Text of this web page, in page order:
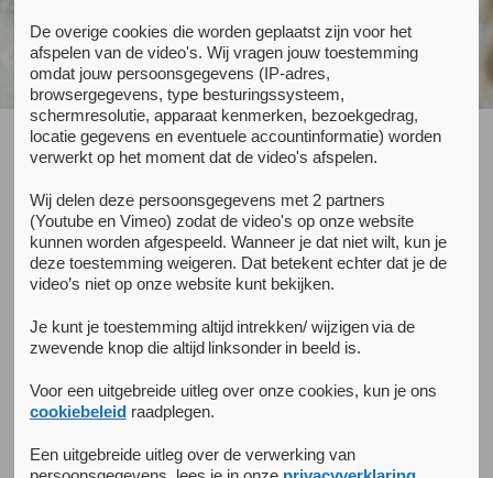
Alle nieuwsberichten
14 november 2024
Resultaten Herstel in Perspectief gepubliceerd
Herstel bij een ernstige psychische aandoening is een
persoonlijk en uniek proces, en naasten en behandelaren
spelen vaak een belangrijke rol. Samenwerken is dus heel
belangrijk. Uitdagend kan het ook zijn, want tussen mensen
met een ernstige psychische aandoening (zeker als zij
verschillen van perspectief of inzicht.
samenwerking in de triade bij herstel in de langdurige GGZ
De overige cookies die worden geplaatst zijn voor het
afspelen van de video's. Wij vragen jouw toestemming
omdat jouw persoonsgegevens (IP-adres,
browsergegevens, type besturingssysteem,
schermresolutie, apparaat kenmerken, bezoekgedrag,
locatie gegevens en eventuele accountinformatie) worden
verwerkt op het moment dat de video's afspelen.
Wij delen deze persoonsgegevens met 2 partners
(Youtube en Vimeo) zodat de video's op onze website
kunnen worden afgespeeld. Wanneer je dat niet wilt, kun je
deze toestemming weigeren. Dat betekent echter dat je de
video’s niet op onze website kunt bekijken.
Je kunt je toestemming altijd intrekken/ wijzigen via de
zwevende knop die altijd linksonder in beeld is.
Voor een uitgebreide uitleg over onze cookies, kun je ons
cookiebeleidraadplegen.
Een uitgebreide uitleg over de verwerking van